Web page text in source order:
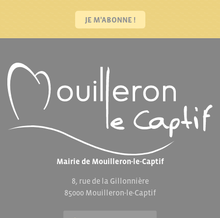
JE M'ABONNE !
Mairie de Mouilleron-le-Captif
8, rue de la Gillonnière
85000 Mouilleron-le-Captif